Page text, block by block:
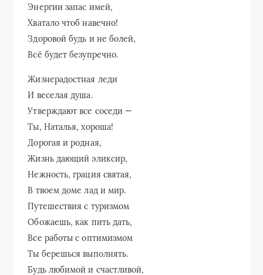
Энергии запас имей,
Хватало чтоб навечно!
Здоровой будь и не болей,
Всё будет безупречно.
Жизнерадостная леди
И веселая душа.
Утверждают все соседи —
Ты, Наталья, хороша!
Дорогая и родная,
Жизнь дающий эликсир,
Нежность, грация святая,
В твоем доме лад и мир.
Путешествия с туризмом
Обожаешь, как пить дать,
Все работы с оптимизмом
Ты берешься выполнять.
Будь любимой и счастливой,